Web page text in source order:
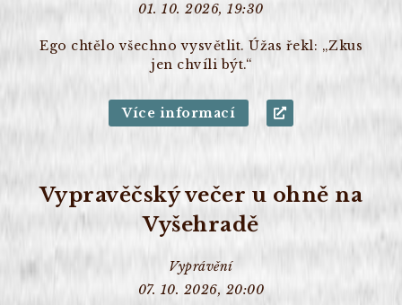
01. 10. 2026, 19:30
Ego chtělo všechno vysvětlit. Úžas řekl: „Zkus
jen chvíli být.“
Více informací
Vypravěčský večer u ohně na
Vyšehradě
Vyprávění
07. 10. 2026, 20:00